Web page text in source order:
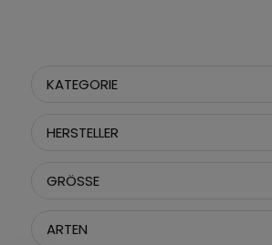
KATEGORIE
HERSTELLER
GRÖSSE
ARTEN